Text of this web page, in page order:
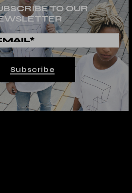
TO OUR
Subscribe